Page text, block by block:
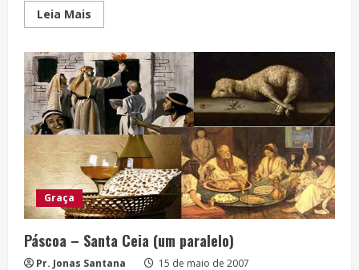
Leia Mais
more
Ceia
–
O
Memorial
do
Senhor
Graça
Páscoa – Santa Ceia (um paralelo)
Pr. Jonas Santana 15 de maio de 2007